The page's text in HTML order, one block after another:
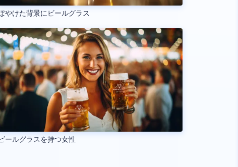
やけた背景にビールグラス
ールグラスを持つ女性